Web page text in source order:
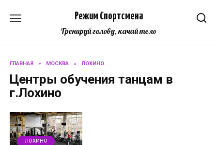
Режим Спортсмена
Тренируй голову, качай тело
ГЛАВНАЯ » МОСКВА » ЛОХИНО
Центры обучения танцам в
г.Лохино
ЛОХИНО